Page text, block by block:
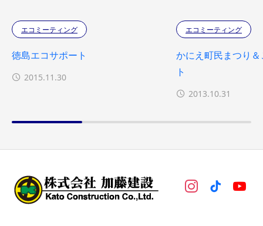
エコミーティング
徳島エコサポート
2015.11.30
エコミーティング
かにえ町民まつり
ト
2013.10.31